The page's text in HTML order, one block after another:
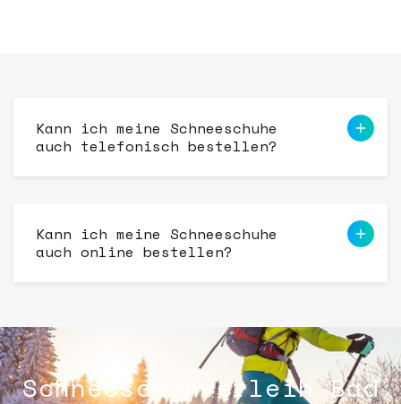
Kann ich meine Schneeschuhe
auch telefonisch bestellen?
Kann ich meine Schneeschuhe
auch online bestellen?
Schneeschuhverleih Bad